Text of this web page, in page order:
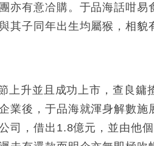
亦有意冾購。于品海話咁
其子同年出生均屬猴，相貌
上升並且成功上市，查良鏞
業後，于品海就渾身解數施
司，借出1.8億元，並由他